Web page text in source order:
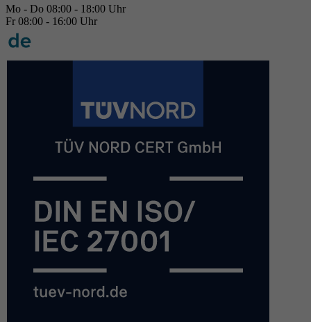
Mo - Do 08:00 - 18:00 Uhr
Fr 08:00 - 16:00 Uhr